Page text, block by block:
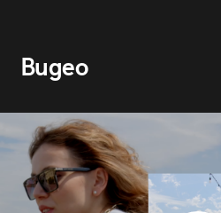
Видео